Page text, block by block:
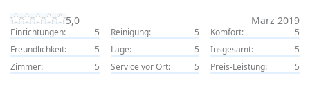
5,0 März 2019
Einrichtungen: 5 Reinigung: 5 Komfort:
5
Freundlichkeit:
5 Lage: 5 Insgesamt:
5
Zimmer:
5 Service vor Ort: 5 Preis-Leistung: 5